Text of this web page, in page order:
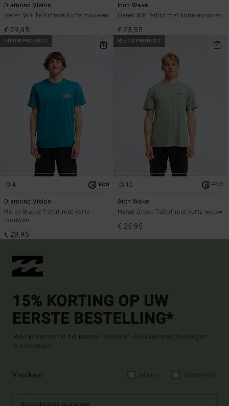
Diamond Vision
Heren Wit T-shirt met korte mouwen
€ 29,95
Icon Wave
Heren Wit T-shirt met korte mouwen
€ 25,95
NIEUW PRODUCT
4 ECO
Diamond Vision
Heren Blauw T-shirt met korte
mouwen
€ 29,95
NIEUW PRODUCT
10 ECO
Arch Wave
Heren Groen T-shirt met korte mouw
€ 25,95
15% KORTING OP UW
EERSTE BESTELLING*
Meld je aan om al het laatste nieuws en exclusieve aanbiedingen
te ontvangen.
Voorkeur